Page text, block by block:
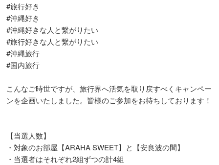
#旅行好き
#沖縄好き
#沖縄好きな人と繋がりたい
#旅行好きな人と繋がりたい
#沖縄旅行
#国内旅行
こんなご時世ですが、旅行界へ活気を取り戻すべくキャンペー
ンを企画いたしました。皆様のご参加をお待ちしております！
【当選人数】
・対象のお部屋【ARAHA SWEET】と【安良波の間】
・当選者はそれぞれ2組ずつの計4組